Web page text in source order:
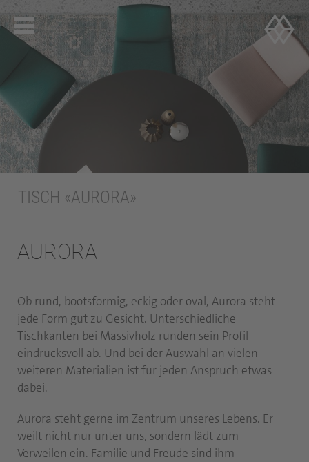
TISCH «AURORA»
AURORA
Ob rund, bootsförmig, eckig oder oval, Aurora steht
jede Form gut zu Gesicht. Unterschiedliche
Tischkanten bei Massivholz runden sein Profil
eindrucksvoll ab. Und bei der Auswahl an vielen
weiteren Materialien ist für jeden Anspruch etwas
dabei.
Aurora steht gerne im Zentrum unseres Lebens. Er
weilt nicht nur unter uns, sondern lädt zum
Verweilen ein. Familie und Freude sind ihm